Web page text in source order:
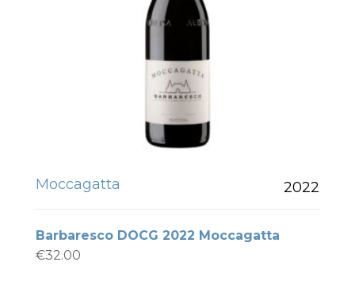
Moccagatta 2022
Barbaresco DOCG 2022 Moccagatta
€32.00